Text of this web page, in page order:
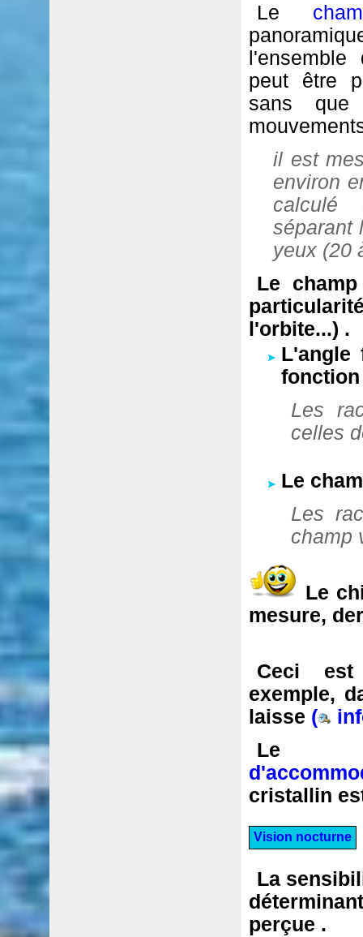
Le
l'ensemble
peut être
sans que
il est
environ
calculé
séparant
yeux (20
Le
l'orbite...) .
L'angle
Les
celles
Le
Les
champ
Le
mesure,
Ceci est
exemple,
laisse (
cristallin
Vision nocturne
La
perçue .